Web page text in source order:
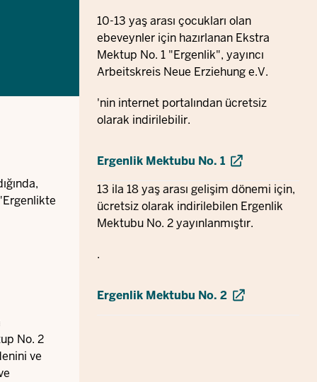
No. 2
ve
10-13 yaş arası çocukları olan
ebeveynler için hazırlanan Ekstra
Mektup No. 1 "Ergenlik", yayıncı
Arbeitskreis Neue Erziehung e.V.
'nin internet portalından ücretsiz
olarak indirilebilir.
Ergenlik Mektubu No. 1
13 ila 18 yaş arası gelişim dönemi için,
ücretsiz olarak indirilebilen Ergenlik
Mektubu No. 2 yayınlanmıştır.
.
Ergenlik Mektubu No. 2